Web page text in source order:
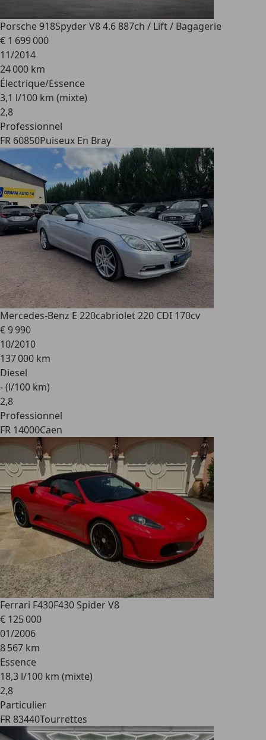
Porsche 918Spyder V8 4.6 887ch / Lift / Bagagerie
€ 1 699 000
11/2014
24 000 km
Électrique/Essence
3,1 l/100 km (mixte)
2,8
Professionnel
FR 60850Puiseux En Bray
Mercedes-Benz E 220cabriolet 220 CDI 170cv
€ 9 990
10/2010
137 000 km
Diesel
- (l/100 km)
2,8
Professionnel
FR 14000Caen
Ferrari F430F430 Spider V8
€ 125 000
01/2006
8 567 km
Essence
18,3 l/100 km (mixte)
2,8
Particulier
FR 83440Tourrettes